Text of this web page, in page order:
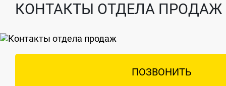
КОНТАКТЫ ОТДЕЛА ПРОДАЖ
ПОЗВОНИТЬ